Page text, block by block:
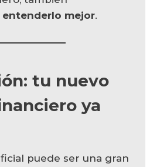
entenderlo mejor.
tu nuevo
ya
puede ser una gran